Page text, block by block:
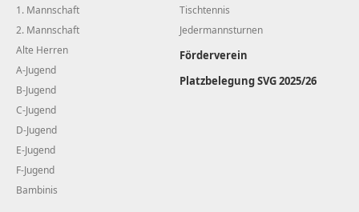
1. Mannschaft
2. Mannschaft
Alte Herren
A-Jugend
B-Jugend
C-Jugend
D-Jugend
E-Jugend
F-Jugend
Bambinis
Tischtennis
Jedermannsturnen
Förderverein
Platzbelegung SVG 2025/26